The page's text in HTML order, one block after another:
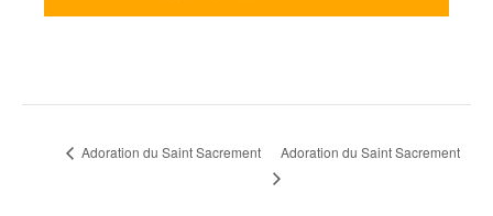
Adoration du Saint Sacrement Adoration du Saint Sacrement